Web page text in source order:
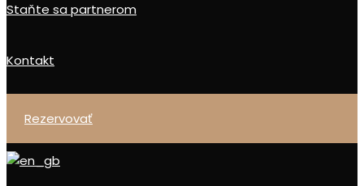
staňte sa partnerom
kontakt
rezervovať